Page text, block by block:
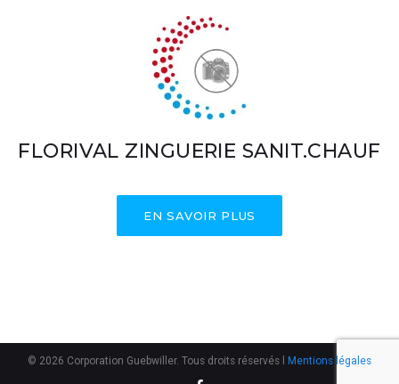
FLORIVAL ZINGUERIE SANIT.CHAUF
EN SAVOIR PLUS
© 2026 Corporation Guebwiller. Tous droits réservés l Mentions légales